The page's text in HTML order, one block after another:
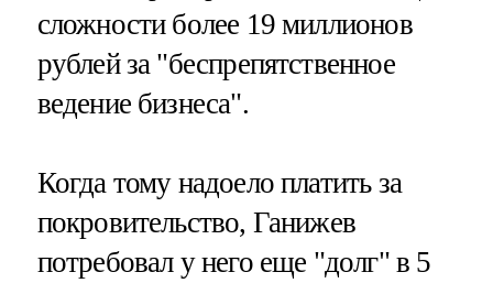
сложности более 19 миллионов
рублей за "беспрепятственное
ведение бизнеса".
Когда тому надоело платить за
покровительство, Ганижев
потребовал у него еще "долг" в 5